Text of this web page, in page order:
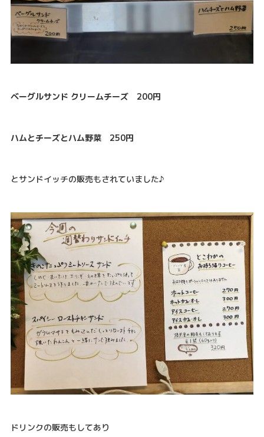
ベーグルサンド クリームチーズ 200円
ハムとチーズとハム野菜 250円
とサンドイッチの販売もされていました♪
ドリンクの販売もしてあり